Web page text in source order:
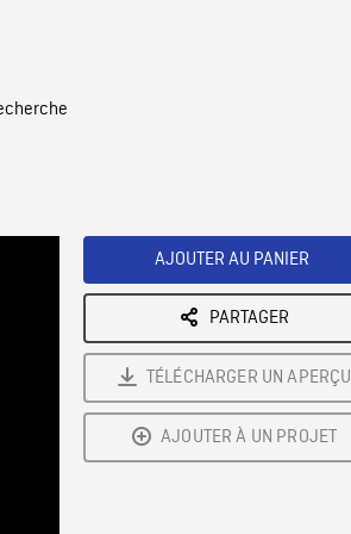
AJOUTER AU PANIER
PARTAGER
TÉLÉCHARGER UN APERÇU
AJOUTER À UN PROJET